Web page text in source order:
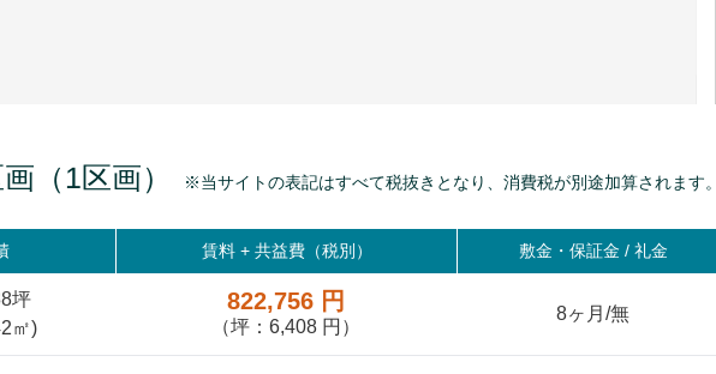
（1区画） ※当サイトの表記はすべて税抜きとなり、消費税が別途加算されます。
賃料 +共益費（税別） 敷金・保証金 / 礼金
坪
㎡)
822,756 円
（坪：6,408 円）
8ヶ月/無